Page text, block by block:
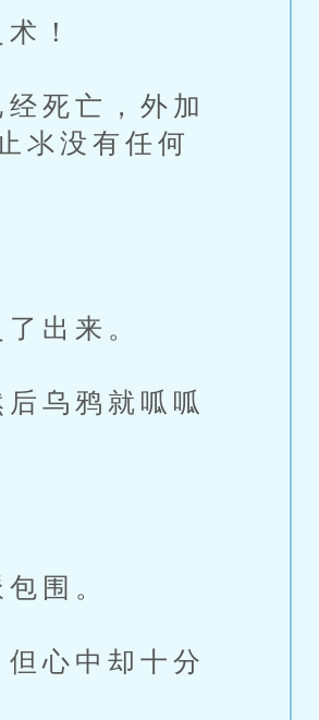
！
死亡，外加
氺没有任何
出来。
乌鸦就呱呱
围。
心中却十分